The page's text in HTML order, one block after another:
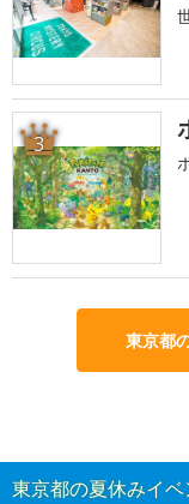
3
東京都
東京都の夏休みイ